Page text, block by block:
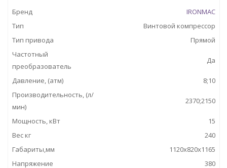
Бренд
IRONMAC
Тип
Винтовой компрессор
Тип привода
Прямой
Частотный
преобразователь
Да
Давление, (атм)
8;10
Производительность, (л/
мин)
2370;2150
Мощность, кВт
15
Вес кг
240
Габариты,мм
1120x820x1165
Напряжение
380